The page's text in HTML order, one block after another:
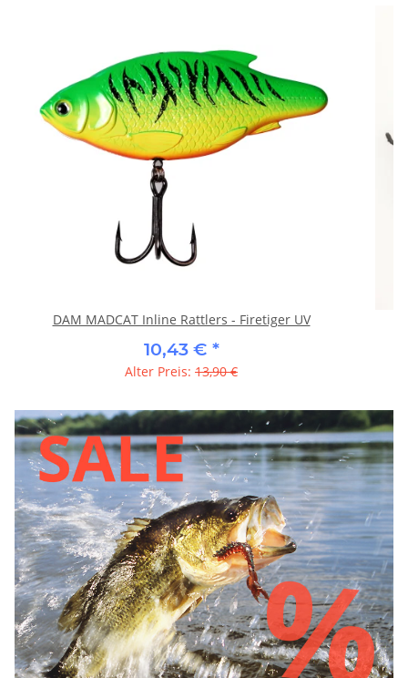
DAM MADCAT Inline Rattlers - Firetiger UV
10,43 € *
Alter Preis: 13,90 €